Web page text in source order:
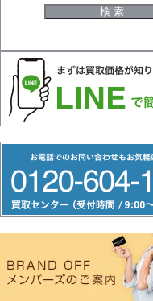
リ
ー
ヤ